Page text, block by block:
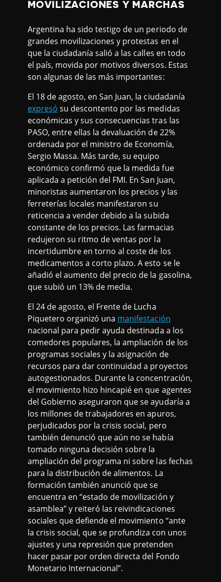
MOVILIZACIONES Y MARCHAS
Argentina ha sido testigo de un periodo de
grandes movilizaciones y protestas en el
que la ciudadanía salió a las calles en todo
el país, movida por motivos diversos. Estas
son algunas de las más importantes:
El 18 de agosto, en San Juan, la ciudadanía
expresó su descontento por las medidas
económicas y sus consecuencias tras las
PASO, entre ellas la devaluación de 22%
ordenada por el ministro de Economía,
Sergio Massa. Más tarde, su equipo
económico confirmó que la medida fue
aplicada a petición del FMI. En San Juan,
minoristas aumentaron los precios y las
ferreterías locales manifestaron su
reticencia a vender debido a la subida
constante de los precios. Las farmacias
redujeron su ritmo de ventas por la
incertidumbre en torno al coste de los
medicamentos a corto plazo. A esto se le
añadió el aumento del precio de la gasolina,
que subió un 13% de media.
El 24 de agosto, el Frente de Lucha
Piquetero organizó una manifestación
nacional para pedir ayuda destinada a los
comedores populares, la ampliación de los
programas sociales y la asignación de
recursos para dar continuidad a proyectos
autogestionados. Durante la concentración,
el movimiento hizo hincapié en que agentes
del Gobierno aseguraron que se ayudaría a
los millones de trabajadores en apuros,
perjudicados por la crisis social, pero
también denunció que aún no se había
tomado ninguna decisión sobre la
ampliación del programa ni sobre las fechas
para la distribución de alimentos. La
formación también anunció que se
encuentra en “estado de movilización y
asamblea” y reiteró las reivindicaciones
sociales que defiende el movimiento “ante
la crisis social, que se profundiza con unos
ajustes y una represión que pretenden
hacer pasar por orden directa del Fondo
Monetario Internacional”.